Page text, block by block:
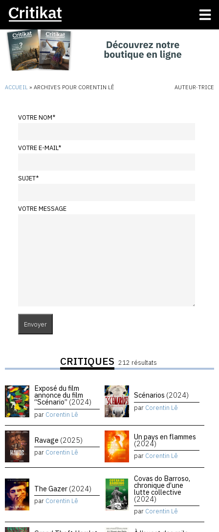
ACCUEIL » ARCHIVES POUR CORENTIN LÊ AUTEUR·TRICE
VOTRE NOM*
VOTRE E-MAIL*
SUJET*
VOTRE MESSAGE
CRITIQUES 212 résultats
Exposé du film
annonce du film
“Scénario” (2024)
par Corentin Lê
Scénarios (2024)
par Corentin Lê
Ravage (2025)
par Corentin Lê
Un pays en flammes
(2024)
par Corentin Lê
The Gazer (2024)
par Corentin Lê
Covas do Barroso,
chronique d’une
lutte collective
(2024)
par Corentin Lê